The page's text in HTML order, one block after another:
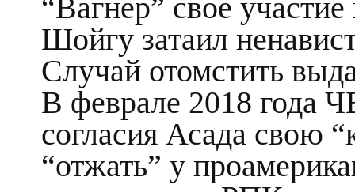
“Вагнер” свое
Шойгу затаил
Случай отомстить
В феврале 2018 года
согласия Асада свою
“отжать” у